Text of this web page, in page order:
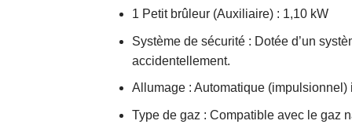
1 Petit brûleur (Auxiliaire) : 1,10 kW
Système de sécurité : Dotée d’un
accidentellement.
Allumage : Automatique
Type de gaz : Compatible avec le gaz